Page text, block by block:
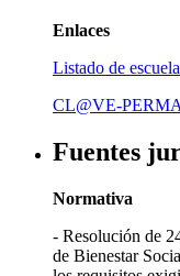
Enlaces
Listado de
CL@VE-
Fuentes
Normativa
- Resolución de
de Bienestar